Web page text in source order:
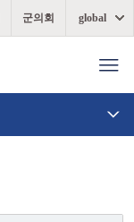
군의회 global